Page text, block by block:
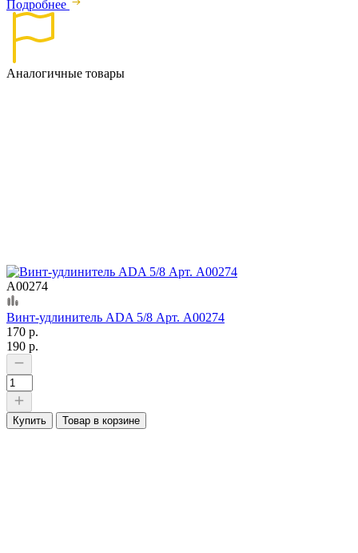
Подробнее
Аналогичные товары
А00274
Винт-удлинитель ADA 5/8 Арт. А00274
170 р.
190 р.
Купить Товар в корзине